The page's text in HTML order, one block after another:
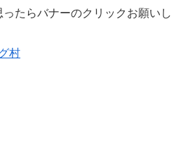
たらバナーのクリックお願いし
村